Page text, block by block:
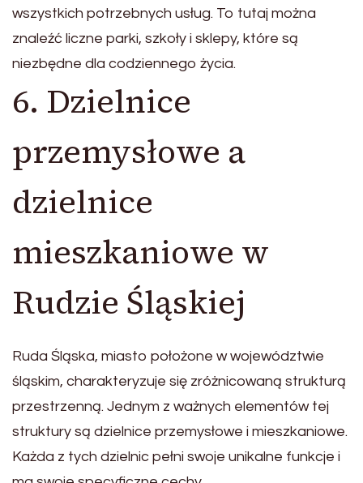
wszystkich potrzebnych usług. To tutaj można
znaleźć liczne parki, szkoły i sklepy, które są
niezbędne dla codziennego życia.
6. Dzielnice
przemysłowe a
dzielnice
mieszkaniowe w
Rudzie Śląskiej
Ruda Śląska, miasto położone w województwie
śląskim, charakteryzuje się zróżnicowaną strukturą
przestrzenną. Jednym z ważnych elementów tej
struktury są dzielnice przemysłowe i mieszkaniowe.
Każda z tych dzielnic pełni swoje unikalne funkcje i